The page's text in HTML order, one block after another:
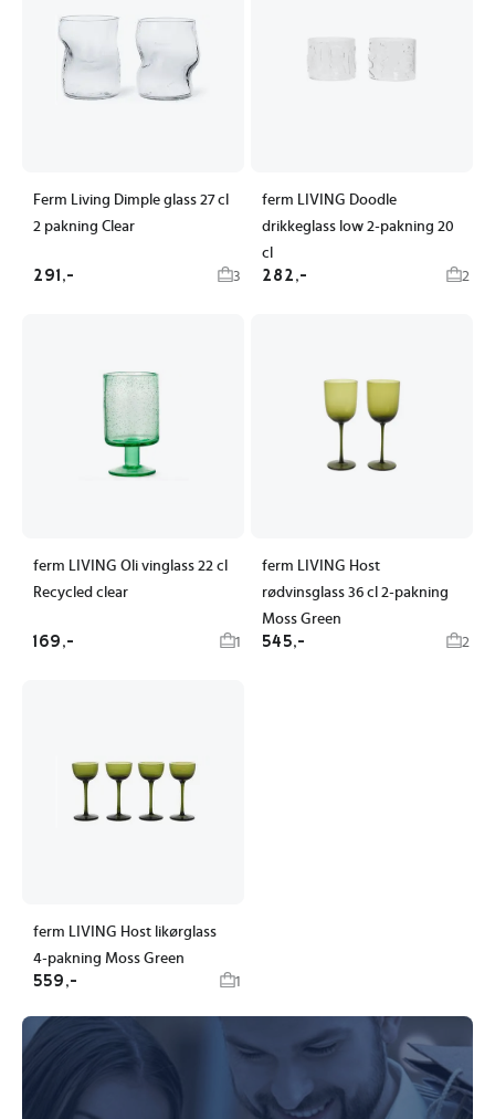
Ferm Living Dimple glass 27 cl
2 pakning Clear
291,- 3
ferm LIVING Doodle
drikkeglass low 2-pakning 20
cl
282,- 2
ferm LIVING Oli vinglass 22 cl
Recycled clear
169,- 1
ferm LIVING Host
rødvinsglass 36 cl 2-pakning
Moss Green
545,- 2
ferm LIVING Host likørglass
4-pakning Moss Green
559,- 1